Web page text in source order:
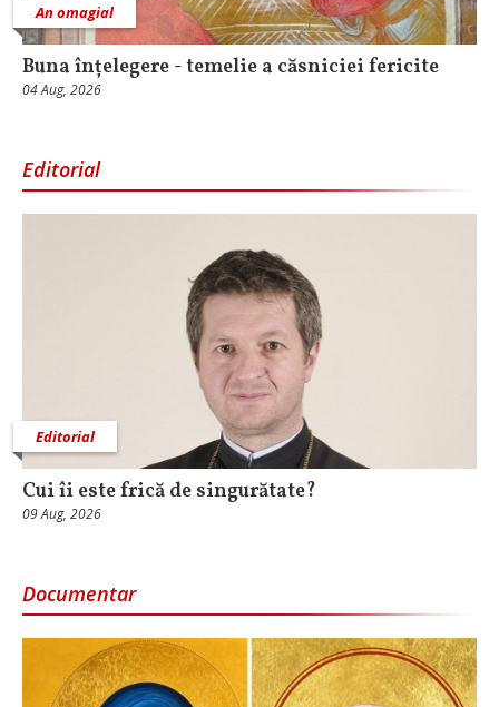
An omagial
Buna înțelegere - temelie a căsniciei fericite
04 Aug, 2026
Editorial
Editorial
Cui îi este frică de singurătate?
09 Aug, 2026
Documentar